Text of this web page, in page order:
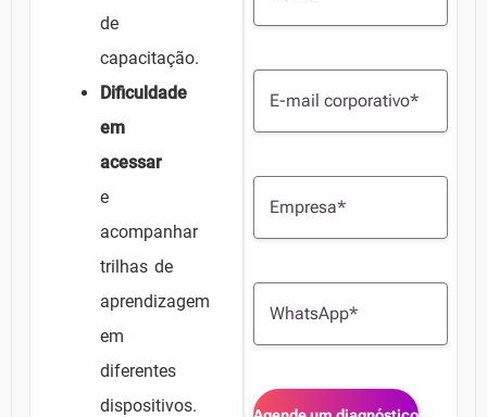
de
capacitação.
Dificuldade
em
acessar
e
acompanhar
trilhas de
aprendizagem
em
diferentes
dispositivos.